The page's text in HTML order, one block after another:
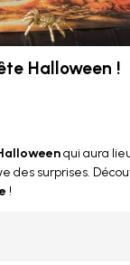
Halloween !
qui aura
des surprises.
!